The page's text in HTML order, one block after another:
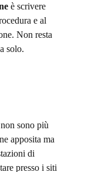
è scrivere
e al
Non resta
solo.
sono più
apposita ma
di
presso i siti